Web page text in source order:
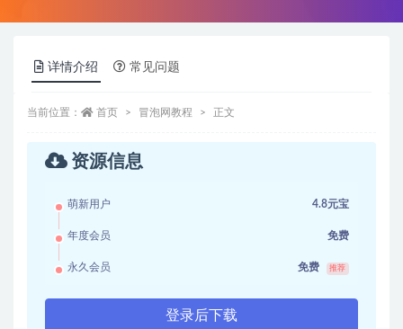
详情介绍 常见问题
当前位置： 首页 冒泡网教程 正文
资源信息
萌新用户 4.8元宝
年度会员 免费
永久会员 免费 推荐
登录后下载